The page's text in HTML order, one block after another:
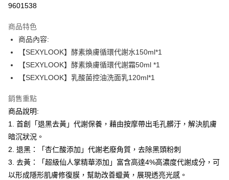
悠遊付
Google Pay
全盈+PAY
相關說明
【關於「AFTEE先享後付」】
AFTEE先享後付是「在收到商品之後才付款」的支付方式。 讓您購物簡單
１．簡單：不需註冊會員、不需綁卡、不需儲值。
２．便利：只要手機號碼，簡訊認證，即可結帳。
３．安心：先確認商品／服務後，再付款。
【「AFTEE先享後付」結帳流程】
ATM付款
運送方式
全家付款取貨
每筆NT$100，滿NT$600(含以上)免運費
9601538
商品特色
商品內容:
【SEXYLOOK】酵素煥膚循環代謝水150ml*1
【SEXYLOOK】酵素煥膚循環代謝霜50ml *1
【SEXYLOOK】乳酸菌控油洗面乳120ml*1
銷售重點
商品說明:
1. 首創「退黑去黃」代謝保養，藉由按摩帶出毛孔髒汙，解決肌膚
暗沉狀況。
2. 退黑：「杏仁酸添加」代謝老廢角質，去除黑頭粉刺
3. 去黃：「超級仙人掌精華添加」富含高達4%高濃度代謝成分，可
以形成隱形肌膚修復膜，幫助改善蠟黃，展現透亮光感。